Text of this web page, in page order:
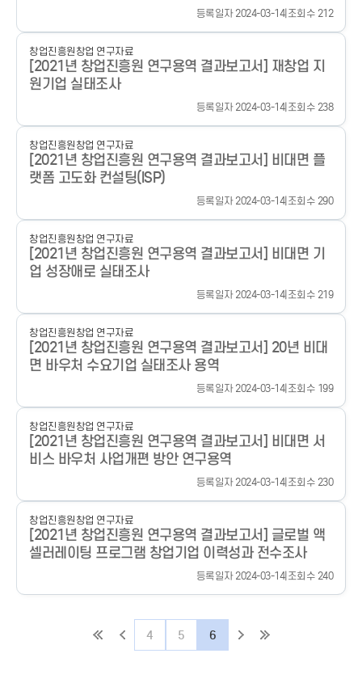
등록일자 2024-03-14| 조회수 212
창업진흥원 창업 연구자료
[2021년 창업진흥원 연구용역 결과보고서] 재창업 지
원기업 실태조사
등록일자 2024-03-14| 조회수 238
창업진흥원 창업 연구자료
[2021년 창업진흥원 연구용역 결과보고서] 비대면 플
랫폼 고도화 컨설팅(ISP)
등록일자 2024-03-14| 조회수 290
창업진흥원 창업 연구자료
[2021년 창업진흥원 연구용역 결과보고서] 비대면 기
업 성장애로 실태조사
등록일자 2024-03-14| 조회수 219
창업진흥원 창업 연구자료
[2021년 창업진흥원 연구용역 결과보고서] 20년 비대
면 바우처 수요기업 실태조사 용역
등록일자 2024-03-14| 조회수 199
창업진흥원 창업 연구자료
[2021년 창업진흥원 연구용역 결과보고서] 비대면 서
비스 바우처 사업개편 방안 연구용역
등록일자 2024-03-14| 조회수 230
창업진흥원 창업 연구자료
[2021년 창업진흥원 연구용역 결과보고서] 글로벌 액
셀러레이팅 프로그램 창업기업 이력성과 전수조사
등록일자 2024-03-14| 조회수 240
4 5 6